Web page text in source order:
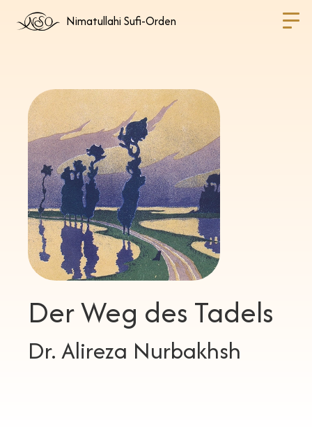
Nimatullahi Sufi-Orden
Der Weg des Tadels
Dr. Alireza Nurbakhsh